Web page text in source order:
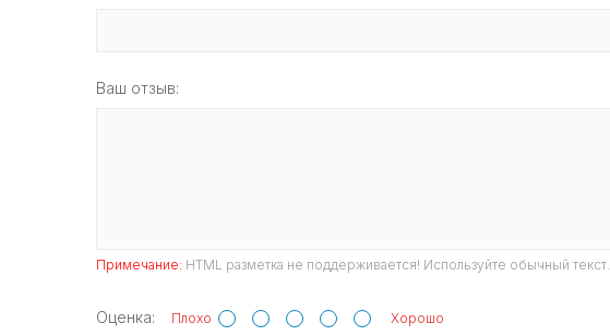
Ваш отзыв:
Примечание: HTML разметка не поддерживается! Используйте обычный текст.
Оценка: Плохо Хорошо